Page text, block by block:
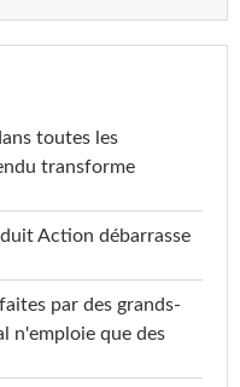
toutes les
transforme
Action débarrasse
par des grands-
n'emploie que des